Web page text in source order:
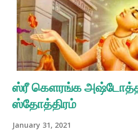
ஸ்ரீ கௌரங்க
ஸ்தோத்திரம்
January 31, 2021